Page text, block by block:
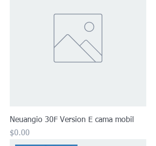
Neuangio 30F Version E cama mobil
Precio
$0.00